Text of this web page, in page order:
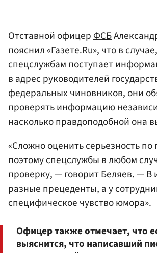
Отставной офицерФСБ
пояснил «Газете.Ru», что в
спецслужбам поступает
в адрес руководителей
федеральных чиновников, они
проверять информацию
насколько правдоподобной она
«Сложно оценить серьезность по
поэтому спецслужбы в любом
проверку, — говорит Беляев. — В
разные прецеденты, а у
специфическое чувство юмора».
Офицер также отмечает, что
выяснится, что написавший